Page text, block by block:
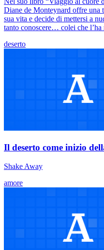
Diane de Monteynard offre una
sua vita e decide di mettersi a
tanto conoscere… colei che l’ha
deserto
Il deserto come inizio
Shake Away
amore